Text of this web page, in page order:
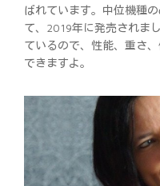
ばれています。中位機種
て、2019年に発売されま
ているので、性能、重さ
できますよ。